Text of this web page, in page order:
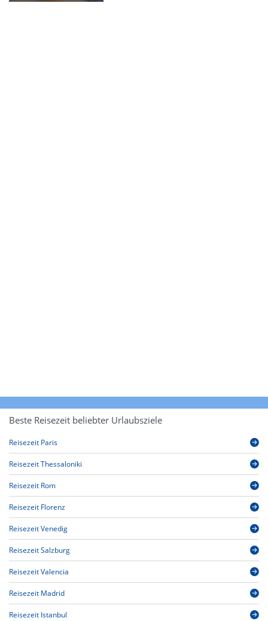
Beste Reisezeit beliebter Urlaubsziele
Reisezeit Paris
Reisezeit Thessaloniki
Reisezeit Rom
Reisezeit Florenz
Reisezeit Venedig
Reisezeit Salzburg
Reisezeit Valencia
Reisezeit Madrid
Reisezeit Istanbul